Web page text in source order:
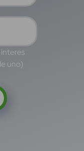
uno)